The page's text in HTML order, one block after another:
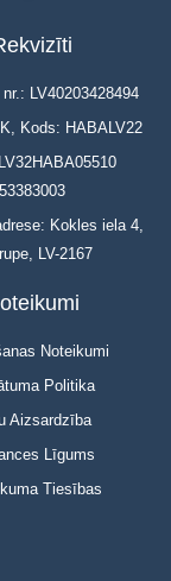
LV40203428494
Kods: HABALV22
53383003
Kokles iela 4,
LV-2167
Noteikumi
Politika
Aizsardzība
Līgums
Tiesības